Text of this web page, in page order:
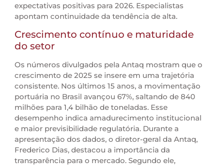
expectativas positivas para 2026. Especialistas
apontam continuidade da tendência de alta.
Crescimento contínuo e maturidade
do setor
Os números divulgados pela Antaq mostram que o
crescimento de 2025 se insere em uma trajetória
consistente. Nos últimos 15 anos, a movimentação
portuária no Brasil avançou 67%, saltando de 840
milhões para 1,4 bilhão de toneladas. Esse
desempenho indica amadurecimento institucional
e maior previsibilidade regulatória. Durante a
apresentação dos dados, o diretor-geral da Antaq,
Frederico Dias, destacou a importância da
transparência para o mercado. Segundo ele,